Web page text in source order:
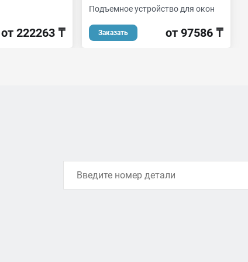
от 222263 ₸
Подъемное устройство для окон
Заказать от 97586 ₸